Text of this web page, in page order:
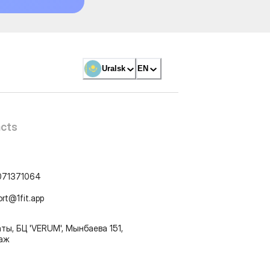
Uralsk EN
БЦ 'VERUM', Мынбаева 151,